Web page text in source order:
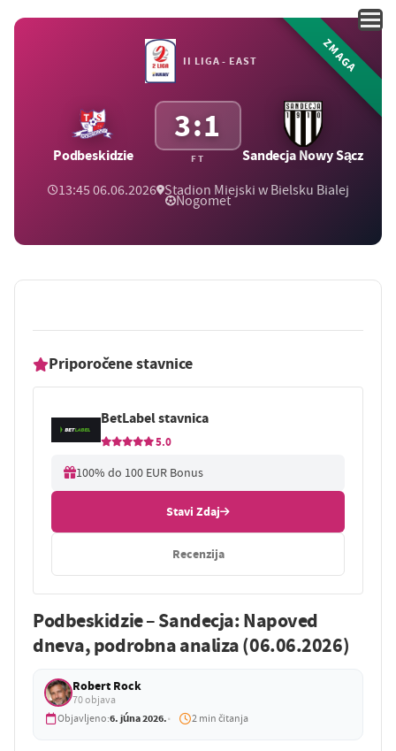
II LIGA - EAST
Podbeskidzie
3:1
FT Sandecja Nowy Sącz
13:45 06.06.2026 Stadion Miejski w Bielsku Bialej
Nogomet
ZMAGA
Priporočene stavnice
BetLabel stavnica
5.0
100% do 100 EUR Bonus
Stavi Zdaj
Recenzija
Podbeskidzie – Sandecja: Napoved
dneva, podrobna analiza (06.06.2026)
Robert Rock
70 objava
Objavljeno:6. júna 2026. 2 min čitanja